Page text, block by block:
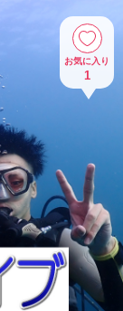
お気に入り
1